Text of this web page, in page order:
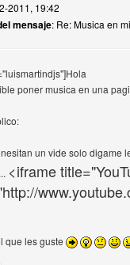
2011, 19:42
mensaje: Re: Musica en
poner musica en una
un vide solo digame
<iframe
que les guste